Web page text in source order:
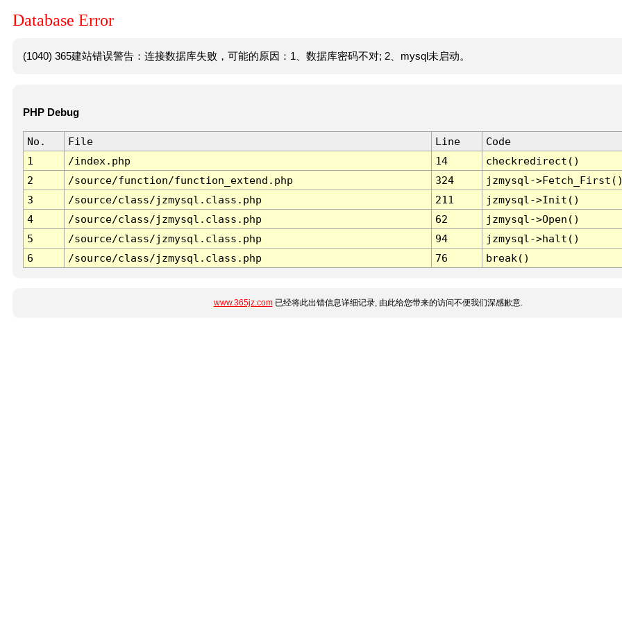
Database Error
(1040) 365建站错误警告：连接数据库失败，可能的原因：1、数据库密码不对; 2、mysql未启动。
PHP Debug
No. File Line
Code
1
/index.php 14
checkredirect()
2
/source/function/function_extend.php 324
jzmysql-
3
/source/class/jzmysql.class.php 211
jzmysql->Init()
4
/source/class/jzmysql.class.php 62
jzmysql->Open()
5
/source/class/jzmysql.class.php 94
jzmysql->halt()
6
/source/class/jzmysql.class.php 76 break()
www.365jz.com已经将此出错信息详细记录, 由此给您带来的访问不便我们深感歉意.